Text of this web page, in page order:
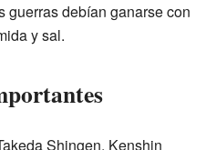
guerras debían ganarse con
y sal.
Shingen, Kenshin